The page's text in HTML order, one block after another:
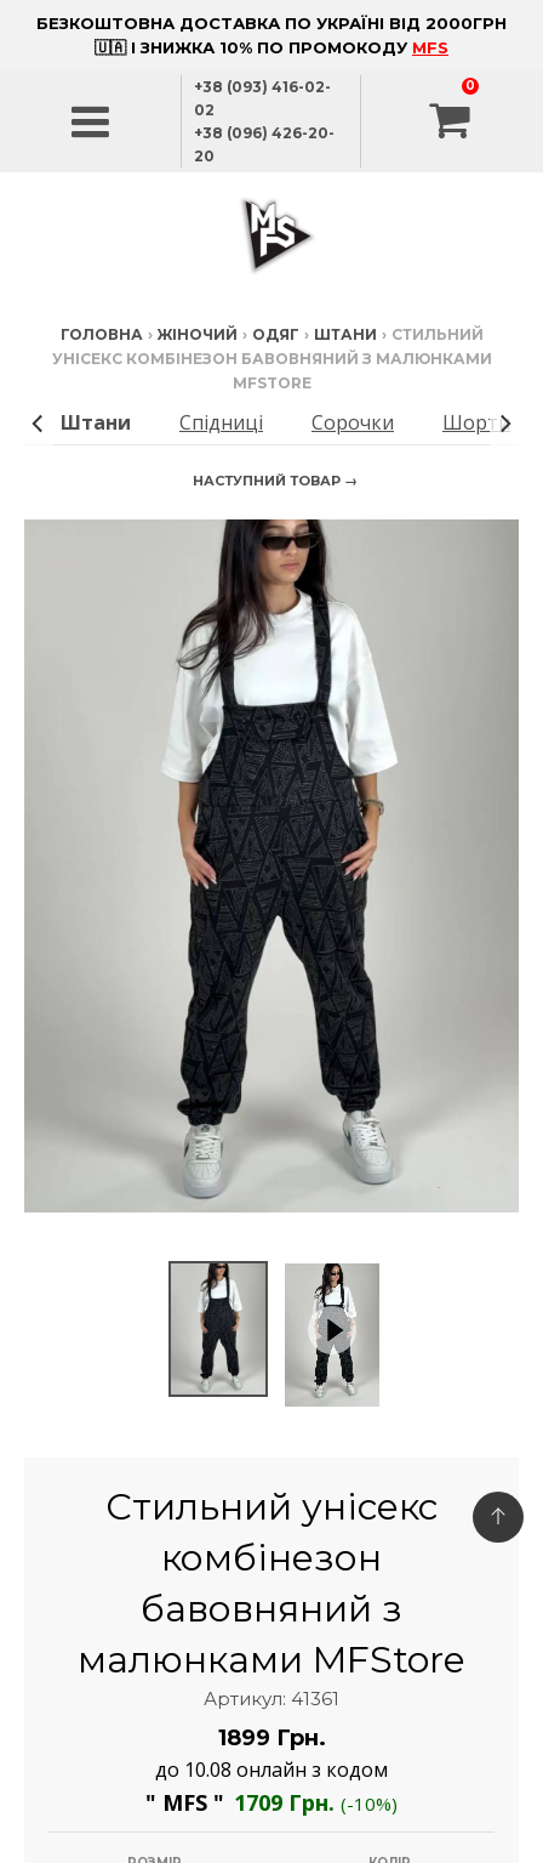
БЕЗКОШТОВНА ДОСТАВКА ПО УКРАЇНІ ВІД 2000ГРН
🇺🇦 І ЗНИЖКА 10% ПО ПРОМОКОДУ MFS
+38 (093) 416-02-
02
+38 (096) 426-20-
20
0
ГОЛОВНА › ЖІНОЧИЙ › ОДЯГ › ШТАНИ › СТИЛЬНИЙ
УНІСЕКС КОМБІНЕЗОН БАВОВНЯНИЙ З МАЛЮНКАМИ
MFSTORE
Штани Спідниці Сорочки Шорти
НАСТУПНИЙ ТОВАР →
Стильний унісекс
комбінезон
бавовняний з
малюнками MFStore
Артикул: 41361
1899 Грн.
до 10.08 онлайн з кодом
" MFS " 1709 Грн. (-10%)